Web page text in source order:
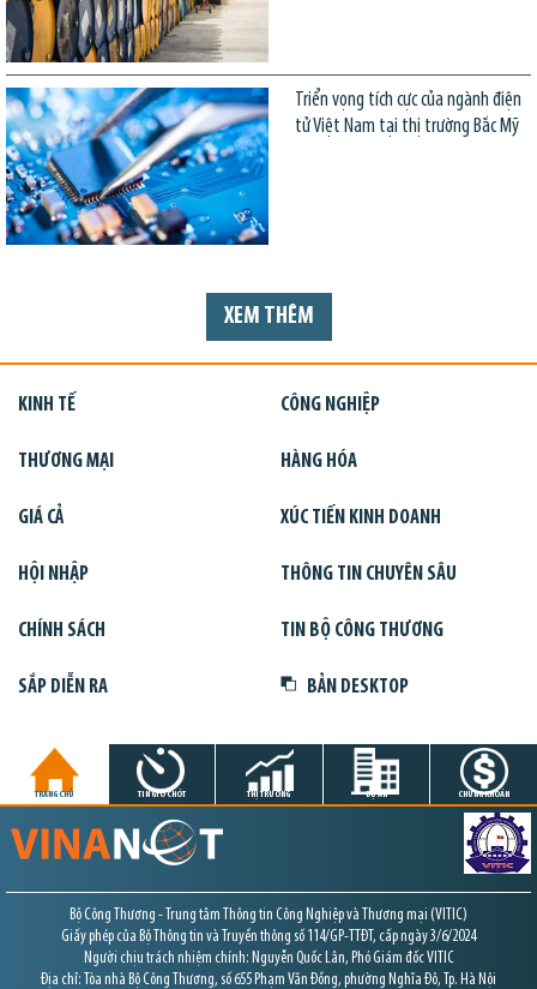
Triển vọng tích cực của ngành điện
tử Việt Nam tại thị trường Bắc Mỹ
XEM THÊM
KINH TẾ CÔNG NGHIỆP
THƯƠNG MẠI HÀNG HÓA
GIÁ CẢ XÚC TIẾN KINH DOANH
HỘI NHẬP THÔNG TIN CHUYÊN SÂU
CHÍNH SÁCH TIN BỘ CÔNG THƯƠNG
SẮP DIỄN RA BẢN DESKTOP
TRANG CHỦ TIN GIỜ CHÓT THỊ TRƯỜNG DỰ ÁN CHỨNG KHOÁN
Bộ Công Thương - Trung tâm Thông tin Công Nghiệp và Thương mại (VITIC)
Giấy phép của Bộ Thông tin và Truyền thông số 114/GP-TTĐT, cấp ngày 3/6/2024
Người chịu trách nhiệm chính: Nguyễn Quốc Lân, Phó Giám đốc VITIC
Địa chỉ: Tòa nhà Bộ Công Thương, số 655 Phạm Văn Đồng, phường Nghĩa Đô, Tp. Hà Nội